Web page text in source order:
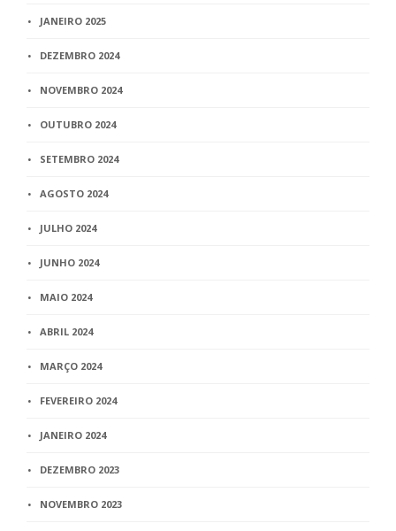
JANEIRO 2025
DEZEMBRO 2024
NOVEMBRO 2024
OUTUBRO 2024
SETEMBRO 2024
AGOSTO 2024
JULHO 2024
JUNHO 2024
MAIO 2024
ABRIL 2024
MARÇO 2024
FEVEREIRO 2024
JANEIRO 2024
DEZEMBRO 2023
NOVEMBRO 2023